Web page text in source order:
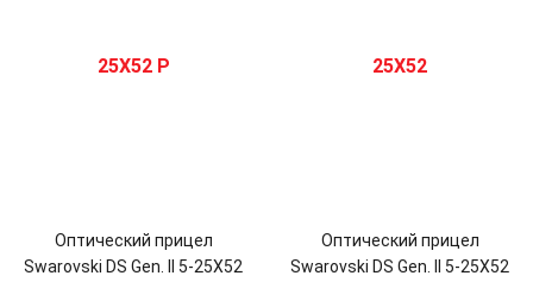
Оптический прицел
Swarovski DS Gen. II 5-25X52
Оптический прицел
Swarovski DS Gen. II 5-25X52